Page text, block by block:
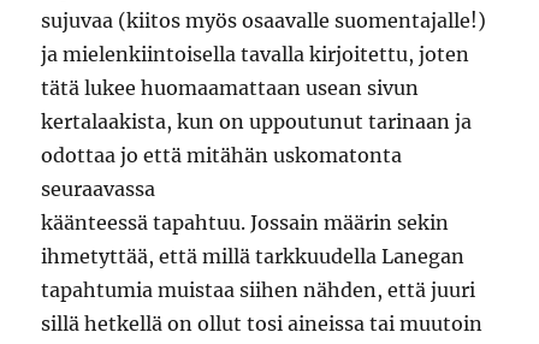
sujuvaa (kiitos myös osaavalle suomentajalle!)
ja mielenkiintoisella tavalla kirjoitettu, joten
tätä lukee huomaamattaan usean sivun
kertalaakista, kun on uppoutunut tarinaan ja
odottaa jo että mitähän uskomatonta
seuraavassa
käänteessä tapahtuu. Jossain määrin sekin
ihmetyttää, että millä tarkkuudella Lanegan
tapahtumia muistaa siihen nähden, että juuri
sillä hetkellä on ollut tosi aineissa tai muutoin